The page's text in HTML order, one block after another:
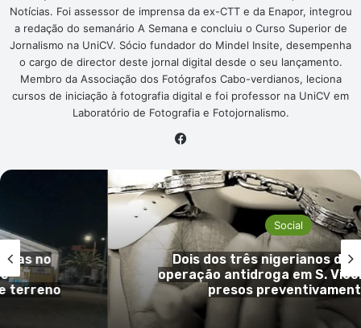
Notícias. Foi assessor de imprensa da ex-CTT e da Enapor, integrou
a redação do semanário A Semana e concluiu o Curso Superior de
Jornalismo na UniCV. Sócio fundador do Mindel Insite, desempenha
o cargo de director deste jornal digital desde o seu lançamento.
Membro da Associação dos Fotógrafos Cabo-verdianos, leciona
cursos de iniciação à fotografia digital e foi professor na UniCV em
Laboratório de Fotografia e Fotojornalismo.
no
Social
Dois dos três nigerianos detidos
operação antidroga em S. Vicente
presos preventivamente